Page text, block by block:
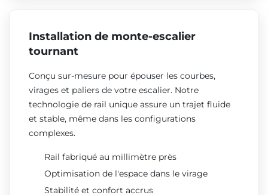
Installation de monte-escalier
tournant
Conçu sur-mesure pour épouser les courbes,
virages et paliers de votre escalier. Notre
technologie de rail unique assure un trajet fluide
et stable, même dans les configurations
complexes.
Rail fabriqué au millimètre près
Optimisation de l'espace dans le virage
Stabilité et confort accrus